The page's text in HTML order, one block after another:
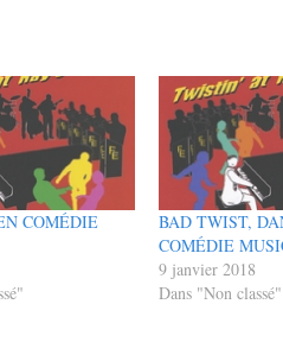
COMÉDIE
BAD TWIST,
COMÉDIE
9 janvier 2018
Dans "Non classé"